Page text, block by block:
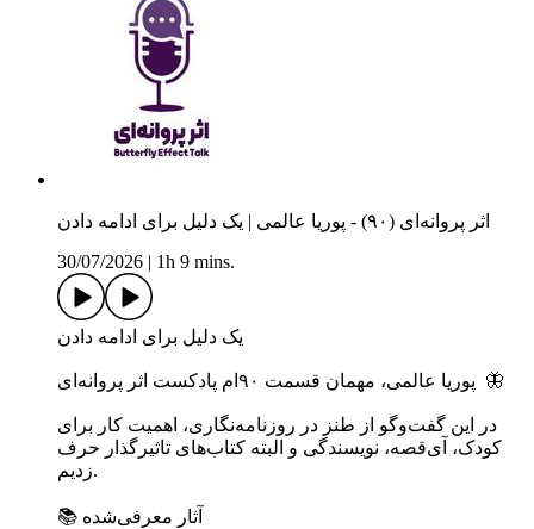
اثر پروانه‌ای (۹۰) - پوریا عالمی | یک دلیل برای ادامه دادن
30/07/2026
1h 9 mins.
یک دلیل برای ادامه دادن
پوریا عالمی، مهمان قسمت ۹۰ام پادکست اثر پروانه‌ای 🦋
کودک، آی‌قصه، نویسندگی و البته کتاب‌های تاثیرگذار حرف
زدیم.
📚 آثار معرفی‌شده